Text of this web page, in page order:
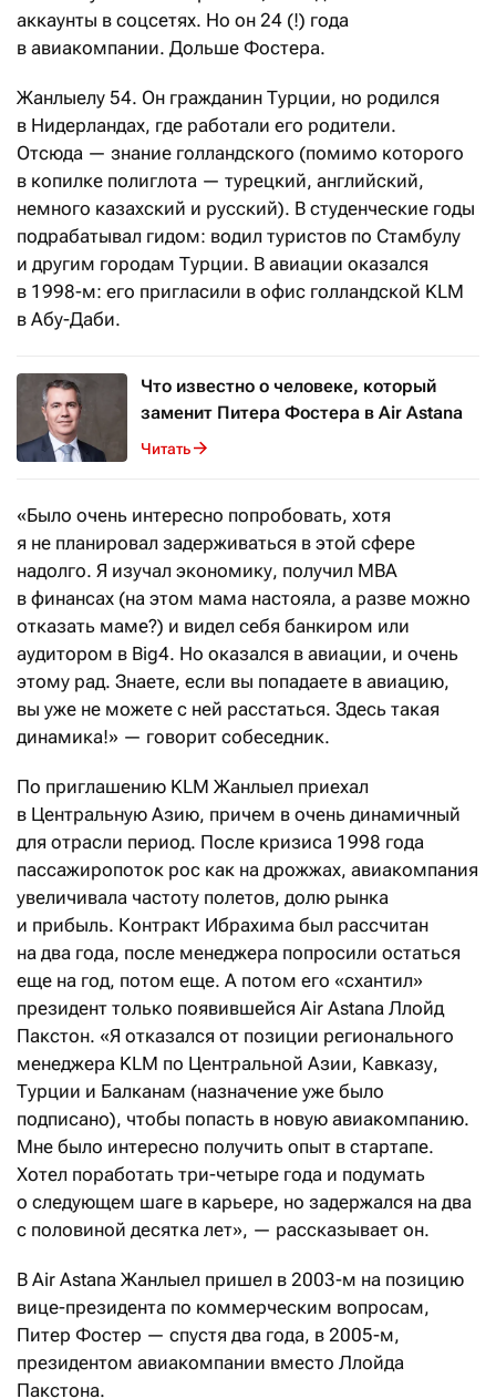
аккаунты в соцсетях. Но он 24 (!) года
в авиакомпании. Дольше Фостера.
Жанлыелу 54. Он гражданин Турции, но родился
в Нидерландах, где работали его родители.
Отсюда — знание голландского (помимо которого
в копилке полиглота — турецкий, английский,
немного казахский и русский). В студенческие годы
подрабатывал гидом: водил туристов по Стамбулу
и другим городам Турции. В авиации оказался
в 1998-м: его пригласили в офис голландской KLM
в Абу-Даби.
Что известно о человеке, который
заменит Питера Фостера в Air Astana
Читать
«Было очень интересно попробовать, хотя
я не планировал задерживаться в этой сфере
надолго. Я изучал экономику, получил MBA
в финансах (на этом мама настояла, а разве можно
отказать маме?) и видел себя банкиром или
аудитором в Big4. Но оказался в авиации, и очень
этому рад. Знаете, если вы попадаете в авиацию,
вы уже не можете с ней расстаться. Здесь такая
динамика!» — говорит собеседник.
По приглашению KLM Жанлыел приехал
в Центральную Азию, причем в очень динамичный
для отрасли период. После кризиса 1998 года
пассажиропоток рос как на дрожжах, авиа­компания
увеличивала частоту полетов, долю рынка
и прибыль. Контракт Ибрахима был рассчитан
на два года, после менеджера попросили остаться
еще на год, потом еще. А потом его «схантил»
президент только появившейся Air Astana Ллойд
Пакстон. «Я отказался от позиции регионального
менеджера KLM по Центральной Азии, Кавказу,
Турции и Балканам (назначение уже было
подписано), чтобы попасть в новую авиакомпанию.
Мне было интересно получить опыт в стартапе.
Хотел поработать три-четыре года и подумать
о следующем шаге в карьере, но задержался на два
с половиной десятка лет», — рассказывает он.
В Air Astana Жанлыел пришел в 2003-м на позицию
вице-президента по коммерческим вопросам,
Питер Фостер — спустя два года, в 2005-м,
президентом авиакомпании вместо Ллойда
Пакстона.